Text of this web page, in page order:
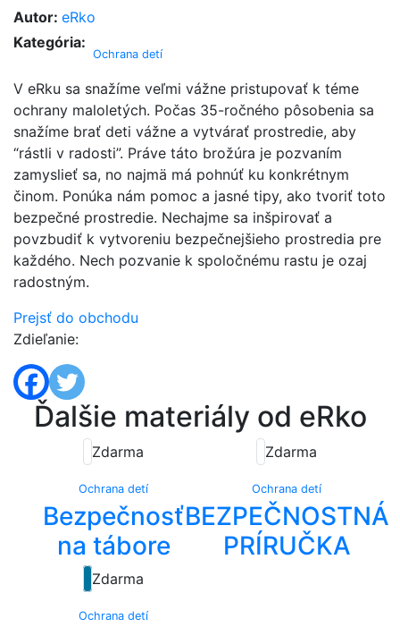
Autor: eRko
Kategória:
Ochrana detí
V eRku sa snažíme veľmi vážne pristupovať k téme
ochrany maloletých. Počas 35-ročného pôsobenia sa
snažíme brať deti vážne a vytvárať prostredie, aby
“rástli v radosti”. Práve táto brožúra je pozvaním
zamyslieť sa, no najmä má pohnúť ku konkrétnym
činom. Ponúka nám pomoc a jasné tipy, ako tvoriť toto
bezpečné prostredie. Nechajme sa inšpirovať a
povzbudiť k vytvoreniu bezpečnejšieho prostredia pre
každého. Nech pozvanie k spoločnému rastu je ozaj
radostným.
Prejsť do obchodu
Zdieľanie:
Ďalšie materiály od eRko
Zdarma
Ochrana detí
Bezpečnosť
na tábore
Zdarma
Ochrana detí
BEZPEČNOSTNÁ
PRÍRUČKA
Zdarma
Ochrana detí